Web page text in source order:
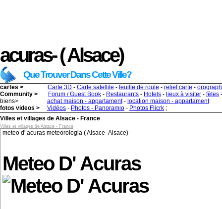
acuras- ( Alsace)
Que Trouver Dans Cette Ville?
cartes > Carte 3D - Carte satellite - feuille de route - relief carte -
Community >
Forum / Guest Book - Restaurants - Hotels - lieux à visiter - fètes
biens>
achat maison - appartament- location maison - appartament
fotos videos >
Vidéos - Photos - Panoramio - Photos Flicrk ;
Villes et villages de Alsace - France
Villes et villages de Alsace - France
meteo d' acuras meteorologia ( Alsace- Alsace)
Meteo D' Acuras